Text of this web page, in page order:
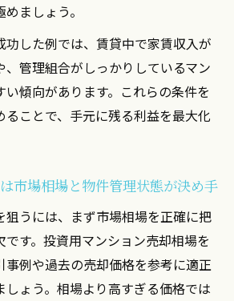
投資マンションの適切な見極め
で損失を防ぐワンルームの資産
地から不動産売却の損失リスク
ングの見極めで利益と損失が変
やトラブル回避の投資用売却チ
ましょう。
功した例では、賃貸中で家賃収入が
、管理組合がしっかりしているマン
傾向があります。これらの条件を
ることで、手元に残る利益を最大化
市場相場と物件管理状態が決め手
狙うには、まず市場相場を正確に把
す。投資用マンション売却相場を
事例や過去の売却価格を参考に適正
しょう。相場より高すぎる価格では